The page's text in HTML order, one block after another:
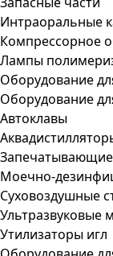
Интраоральные
Компрессорное
Лампы
Оборудование
Оборудование
Автоклавы
Моечно-
Суховоздушные
Ультразвуковые
Утилизаторы игл